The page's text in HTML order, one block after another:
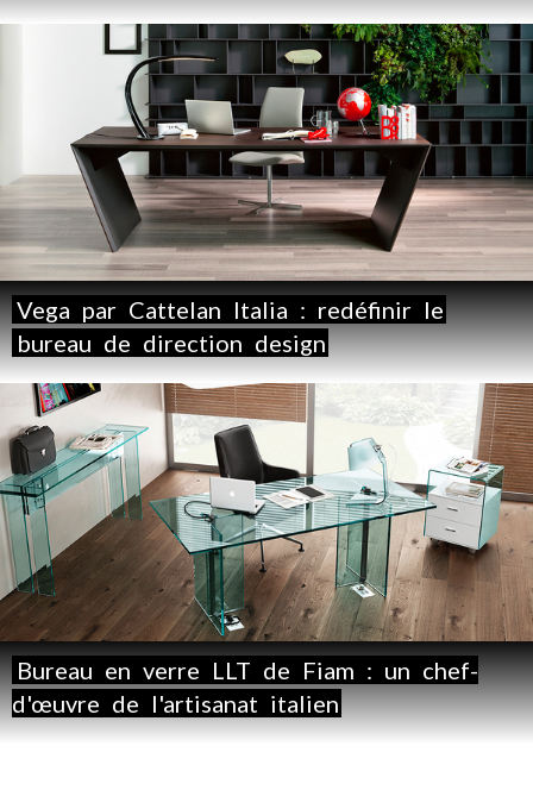
Vega par Cattelan Italia : redéfinir le
bureau de direction design
Bureau en verre LLT de Fiam : un chef-
d'œuvre de l'artisanat italien